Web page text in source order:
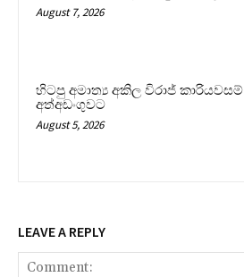
August 7, 2026
හිටපු අමාත්‍ය අකිල විරාජ් කාරියවසම්
අත්අඩංගුවට
August 5, 2026
LEAVE A REPLY